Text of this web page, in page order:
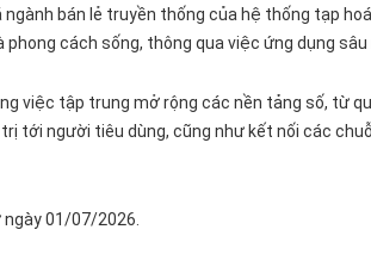
bán lẻ truyền thống của hệ thống tạp
cách sống, thông qua việc ứng dụng sâu
việc tập trung mở rộng các nền tảng số, từ
người tiêu dùng, cũng như kết nối các
01/07/2026.